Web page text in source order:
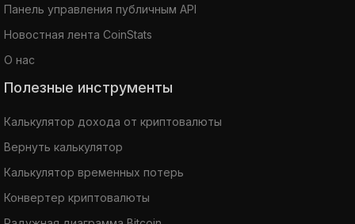
Панель управления публичным API
Новостная лента CoinStats
О нас
Полезные инструменты
Калькулятор дохода от криптовалюты
Вернуть калькулятор
Калькулятор временных потерь
Конвертер криптовалюты